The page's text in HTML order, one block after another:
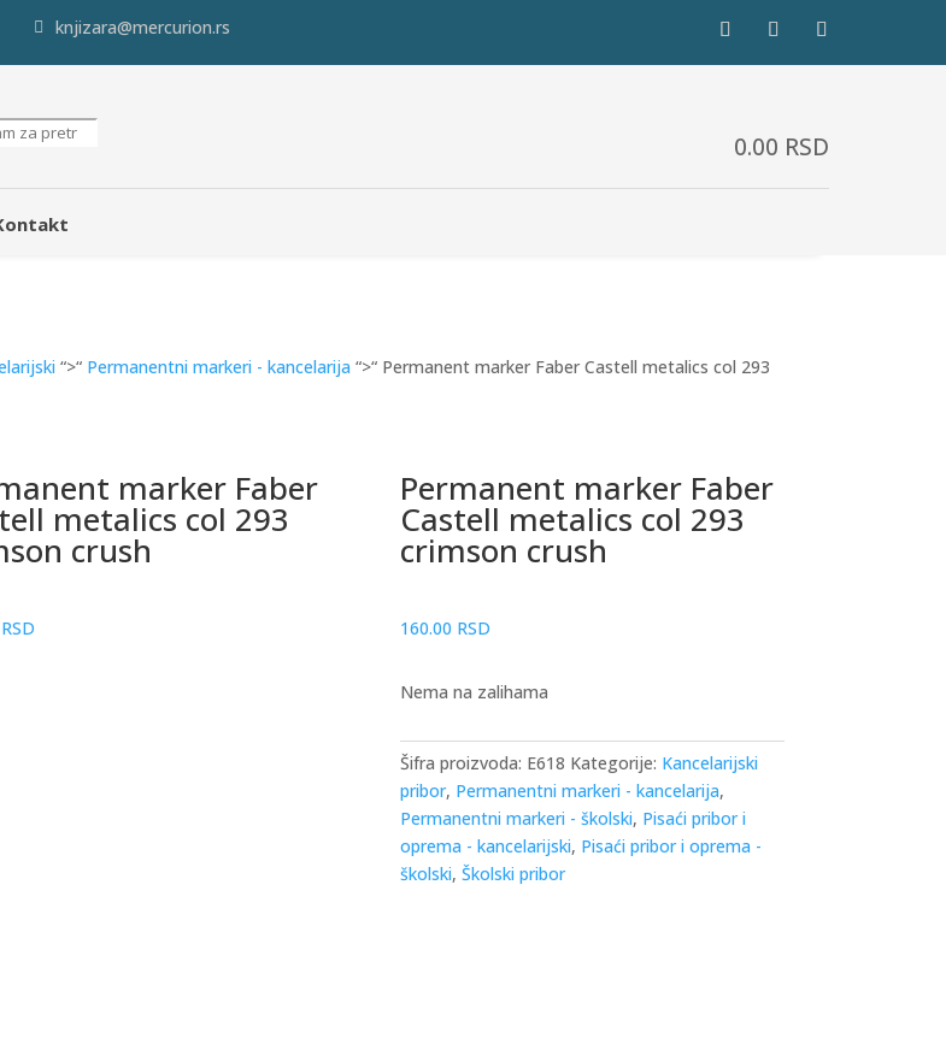
knjizara@mercurion.rs
0.00 RSD
“>“ Permanentni markeri - kancelarija “>“ Permanent marker Faber Castell metalics col 293
marker Faber
metalics col 293
crush
RSD
Permanent marker Faber
Castell metalics col 293
crimson crush
160.00 RSD
Nema na zalihama
Šifra proizvoda: E618 Kategorije: Kancelarijski
pribor, Permanentni markeri - kancelarija,
Permanentni markeri - školski, Pisaći pribor i
oprema - kancelarijski, Pisaći pribor i oprema -
školski, Školski pribor